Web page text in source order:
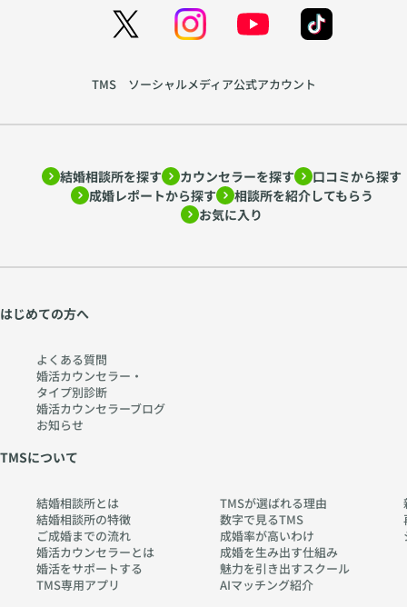
TMS ソーシャルメディア公式アカウント
結婚相談所を探す カウンセラーを探す
口コミから探す
成婚レポートから探す
相談所を紹介してもらう
お気に入り
はじめての方へ
よくある質問
婚活カウンセラー・
タイプ別診断
婚活カウンセラーブログ
お知らせ
TMSについて
結婚相談所とは
結婚相談所の特徴
ご成婚までの流れ
婚活カウンセラーとは
婚活をサポートする
TMS専用アプリ
TMSが選ばれる理由
数字で見るTMS
成婚率が高いわけ
成婚を生み出す仕組み
魅力を引き出すスクール
AIマッチング紹介